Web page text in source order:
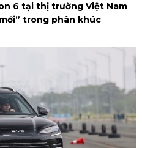
6 tại thị trường Việt Nam
trong phân khúc